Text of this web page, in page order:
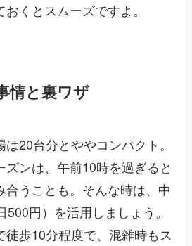
くとスムーズですよ。
情と裏ワザ
20台分とややコンパクト。
ンは、午前10時を過ぎると
合うことも。そんな時は、中
円）を活用しましょう。
徒歩10分程度で、混雑時もス